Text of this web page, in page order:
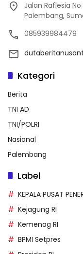
Jalan Raflesia
Palembang,
085939984479
Kategori
Berita
TNI AD
TNI/POLRI
Nasional
Palembang
Label
KEPALA PUSAT
Kejagung RI
Kemenag RI
BPMI Setpres